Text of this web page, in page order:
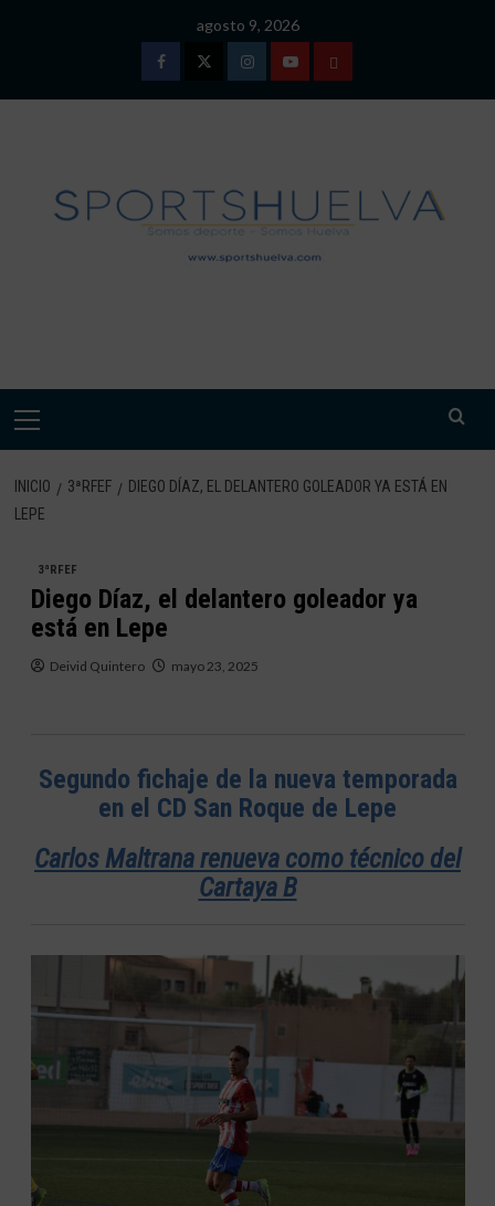
agosto 9, 2026
FacebookTwitterInstagramYoutubeTÉRMINOS
DE
USO
Menú
INICIO 3ªRFEF
DIEGO DÍAZ, EL DELANTERO GOLEADOR YA ESTÁ EN
LEPE
3ªRFEF
Diego Díaz, el delantero goleador ya
está en Lepe
Deivid Quintero mayo 23, 2025
Segundo fichaje de la nueva temporada
en el CD San Roque de Lepe
Carlos Maltrana renueva como técnico del
Cartaya B